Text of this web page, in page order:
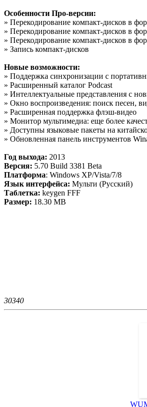
Особенности Про-версии:
» Перекодирование компакт-дисков в
» Перекодирование компакт-дисков в
» Перекодирование компакт-дисков в
» Запись компакт-дисков
Новые возможности:
» Поддержка синхронизации с
» Расширенный каталог Podcast
» Интеллектуальные представления с
» Окно воспроизведения: поиск песен,
» Расширенная поддержка флэш-видео
» Монитор мультимедиа: еще более
» Доступны языковые пакеты на
» Обновленная панель инструментов
Год выхода: 2013
Версия: 5.70 Build 3381 Beta
Платформа: Windows XP/Vista/7/8
Язык интерфейса: Мульти (Русский)
Таблетка: keygen FFF
Размер: 18.30 MB
30340